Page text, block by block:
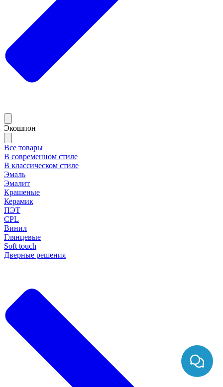
Экошпон
Все товары
В современном стиле
В классическом стиле
Эмаль
Эмалит
Крашеные
Керамик
ПЭТ
CPL
Винил
Глянцевые
Soft touch
Дверные решения